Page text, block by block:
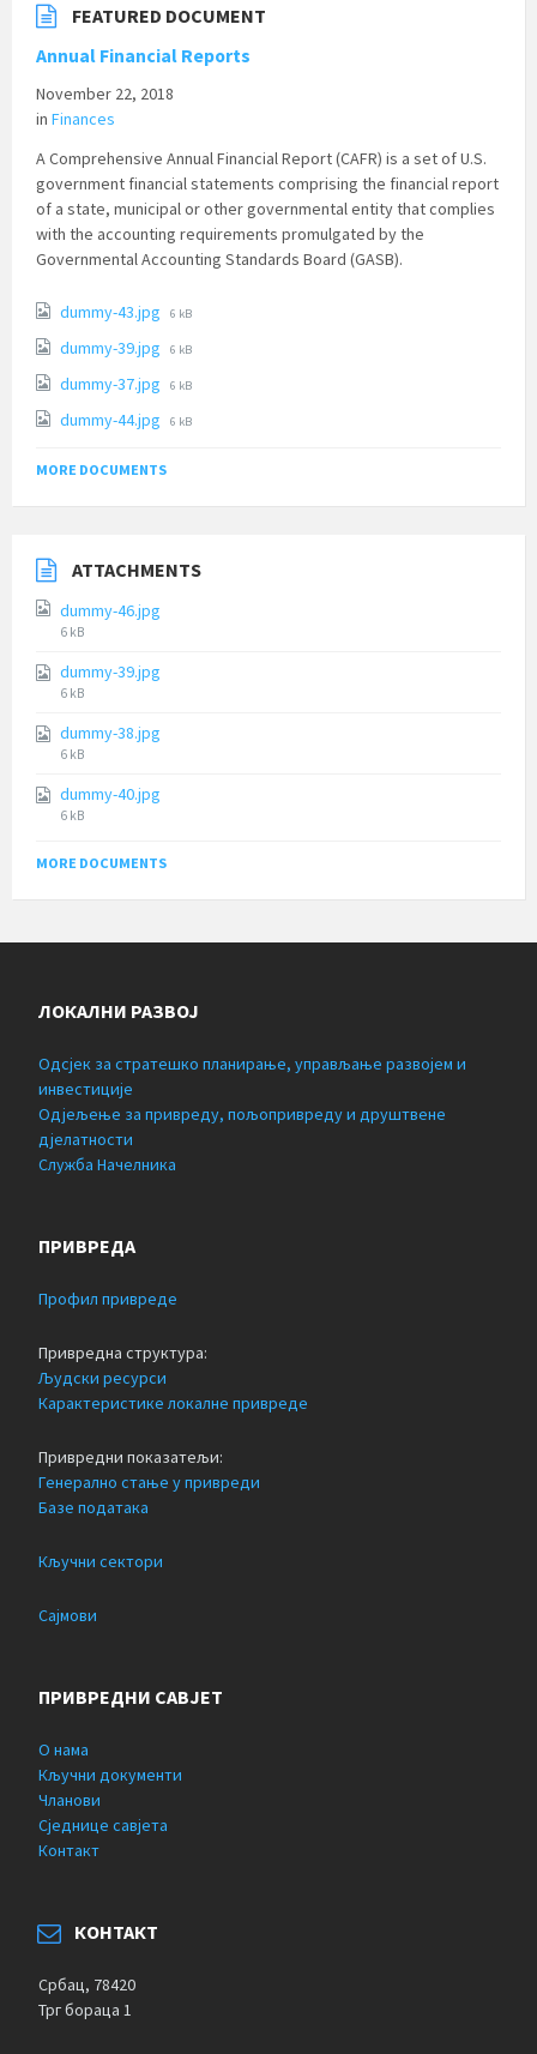
FEATURED DOCUMENT
Annual Financial Reports
November 22, 2018
in Finances
A Comprehensive Annual Financial Report (CAFR) is a set of U.S.
government financial statements comprising the financial report
of a state, municipal or other governmental entity that complies
with the accounting requirements promulgated by the
Governmental Accounting Standards Board (GASB).
dummy-43.jpg File
6 kB
dummy-39.jpg File
6 kB
dummy-37.jpg File
6 kB
dummy-44.jpg File
6 kB
MORE DOCUMENTS
ATTACHMENTS
dummy-46.jpg
File
6 kB
dummy-39.jpg
File
6 kB
dummy-38.jpg
File
6 kB
dummy-40.jpg
File
6 kB
MORE DOCUMENTS
ЛОКАЛНИ РАЗВОЈ
Одсјек за стратешко планирање, управљање развојем и
инвестиције
Одјељење за привреду, пољопривреду и друштвене
дјелатности
Служба Начелника
ПРИВРЕДА
Профил привреде
Привредна структура:
Људски ресурси
Карактеристике локалне привреде
Привредни показатељи:
Генерално стање у привреди
Базе података
Кључни сектори
Сајмови
ПРИВРЕДНИ САВЈЕТ
О нама
Кључни документи
Чланови
Сједнице савјета
Контакт
КОНТАКТ
Србац, 78420
Трг бораца 1